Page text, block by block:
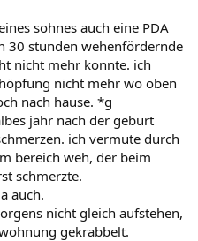
sohnes auch eine PDA
30 stunden wehenfördernde
nicht mehr konnte. ich
nicht mehr wo oben
nach hause. *g
jahr nach der geburt
ich vermute durch
bereich weh, der beim
schmerzte.
auch.
nicht gleich aufstehen,
gekrabbelt.